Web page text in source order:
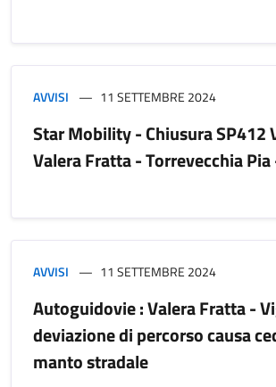
AVVISI 11 SETTEMBRE 2024
Star Mobility - Chiusura SP412
Valera Fratta - Torrevecchia
AVVISI 11 SETTEMBRE 2024
Autoguidovie : Valera Fratta -
deviazione di percorso causa
manto stradale